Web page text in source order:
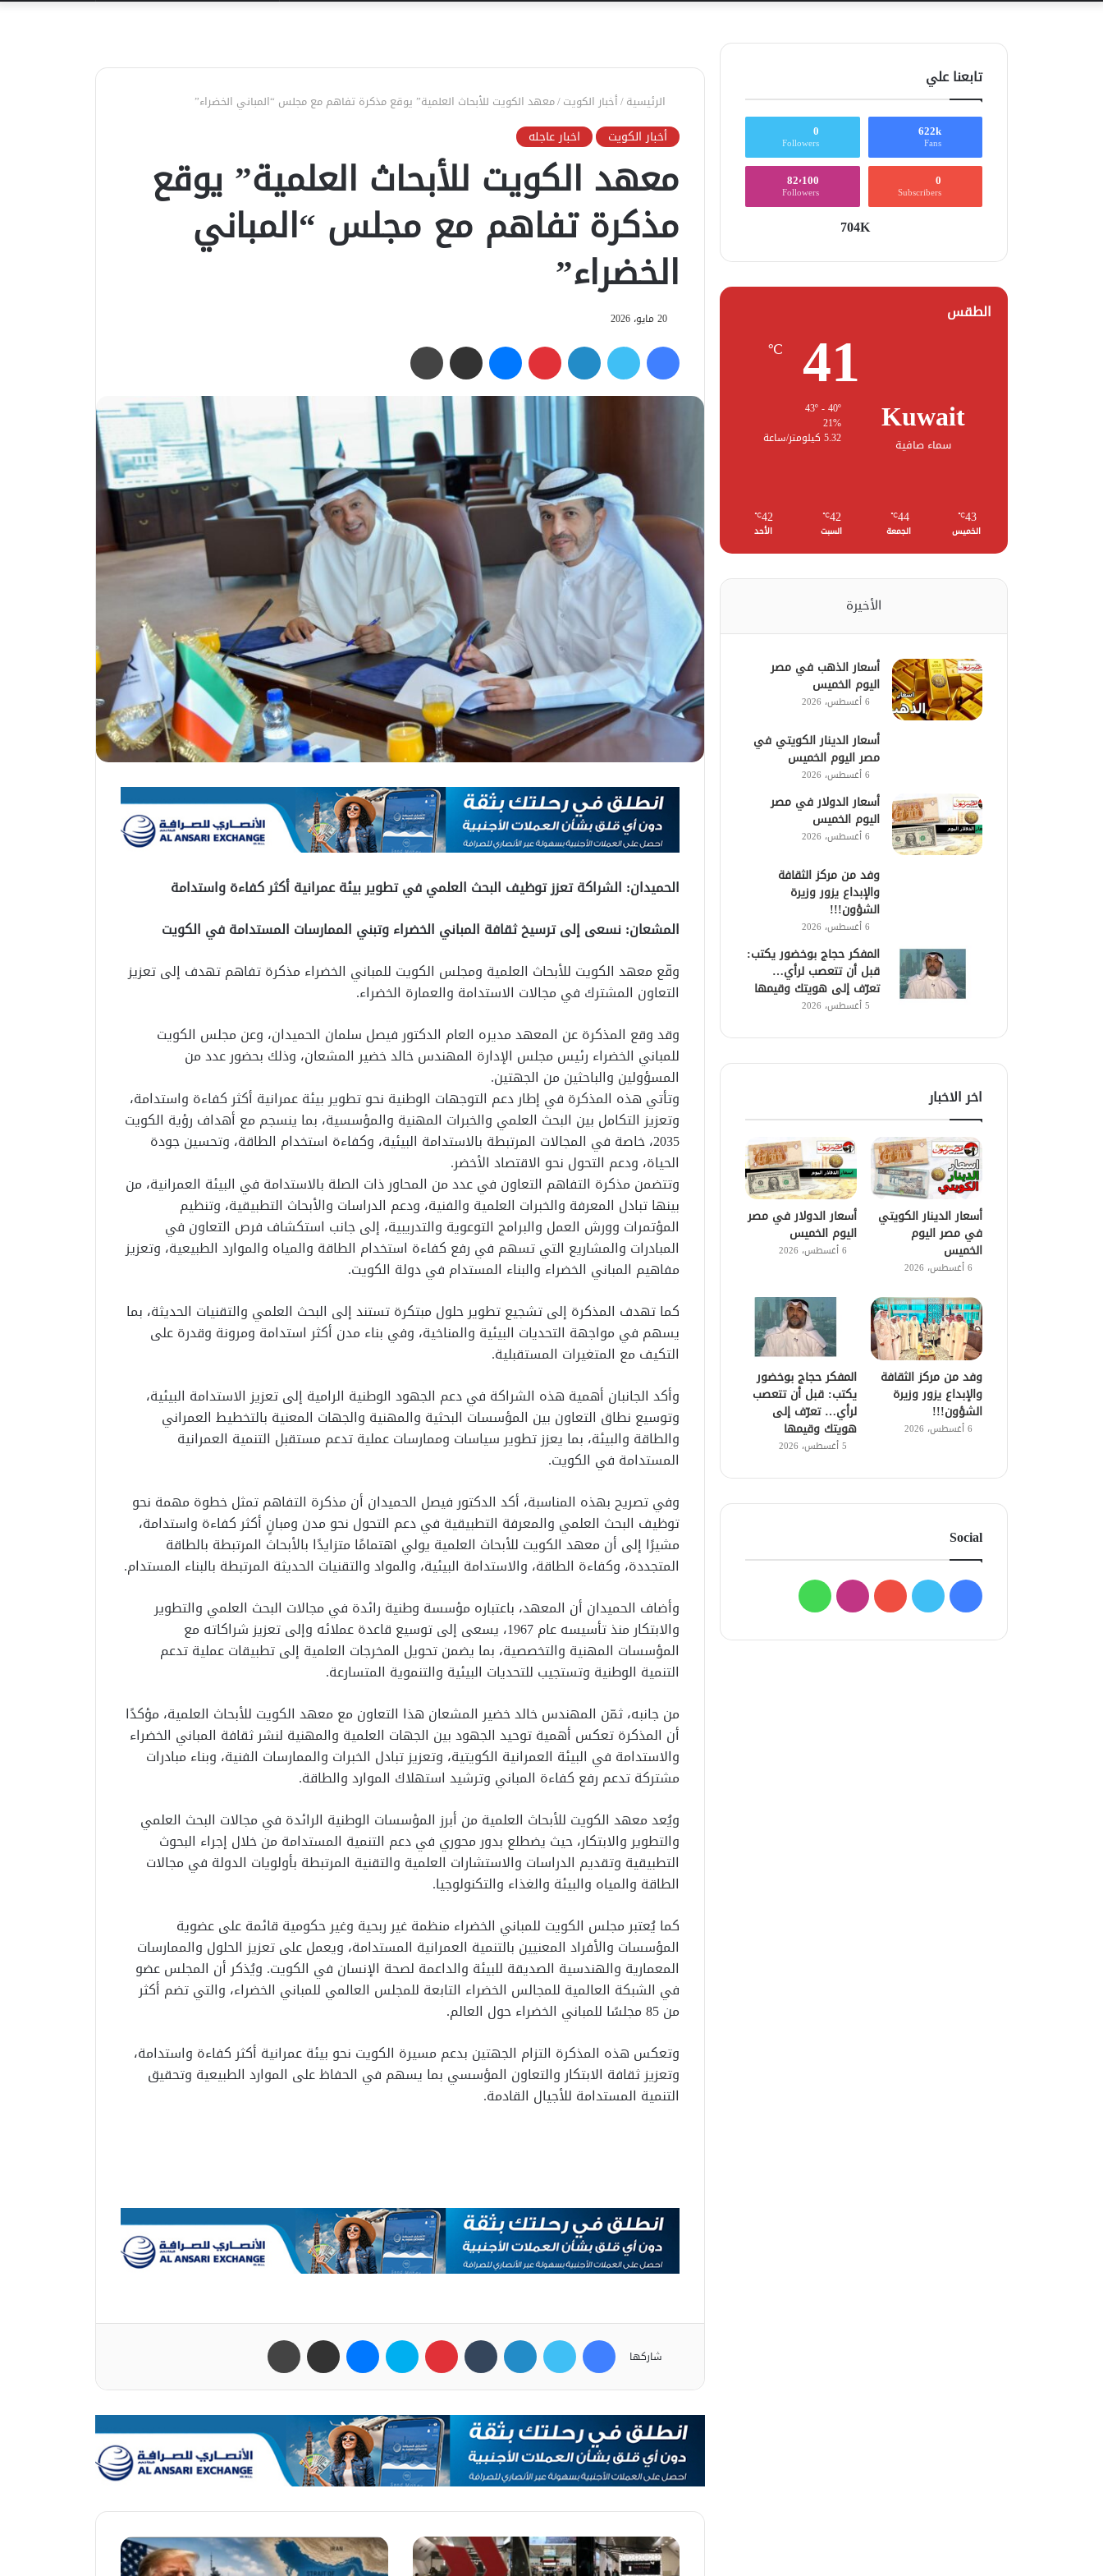
الرئيسية/أخبار الكويت/معهد الكويت للأبحاث العلمية” يوقع مذكرة تفاهم مع مجلس “المباني الخضراء”
أخبار الكويت اخبار عاجله
معهد الكويت للأبحاث العلمية” يوقع
مذكرة تفاهم مع مجلس “المباني
الخضراء”
20 مايو، 2026
فيسبوك تويتر لينكدإن بينتيريست ماسنجر مشاركة عبر البريد
الحميدان: الشراكة تعزز توظيف البحث العلمي في تطوير بيئة عمرانية أكثر كفاءة واستدامة
المشعان: نسعى إلى ترسيخ ثقافة المباني الخضراء وتبني الممارسات المستدامة في الكويت
وقّع معهد الكويت للأبحاث العلمية ومجلس الكويت للمباني الخضراء مذكرة تفاهم تهدف إلى تعزيز
التعاون المشترك في مجالات الاستدامة والعمارة الخضراء.
وقد وقع المذكرة عن المعهد مديره العام الدكتور فيصل سلمان الحميدان، وعن مجلس الكويت
للمباني الخضراء رئيس مجلس الإدارة المهندس خالد خضير المشعان، وذلك بحضور عدد من
المسؤولين والباحثين من الجهتين.
وتأتي هذه المذكرة في إطار دعم التوجهات الوطنية نحو تطوير بيئة عمرانية أكثر كفاءة واستدامة،
وتعزيز التكامل بين البحث العلمي والخبرات المهنية والمؤسسية، بما ينسجم مع أهداف رؤية الكويت
2035، خاصة في المجالات المرتبطة بالاستدامة البيئية، وكفاءة استخدام الطاقة، وتحسين جودة
الحياة، ودعم التحول نحو الاقتصاد الأخضر.
وتتضمن مذكرة التفاهم التعاون في عدد من المحاور ذات الصلة بالاستدامة في البيئة العمرانية، من
بينها تبادل المعرفة والخبرات العلمية والفنية، ودعم الدراسات والأبحاث التطبيقية، وتنظيم
المؤتمرات وورش العمل والبرامج التوعوية والتدريبية، إلى جانب استكشاف فرص التعاون في
المبادرات والمشاريع التي تسهم في رفع كفاءة استخدام الطاقة والمياه والموارد الطبيعية، وتعزيز
مفاهيم المباني الخضراء والبناء المستدام في دولة الكويت.
كما تهدف المذكرة إلى تشجيع تطوير حلول مبتكرة تستند إلى البحث العلمي والتقنيات الحديثة، بما
يسهم في مواجهة التحديات البيئية والمناخية، وفي بناء مدن أكثر استدامة ومرونة وقدرة على
التكيف مع المتغيرات المستقبلية.
وأكد الجانبان أهمية هذه الشراكة في دعم الجهود الوطنية الرامية إلى تعزيز الاستدامة البيئية،
وتوسيع نطاق التعاون بين المؤسسات البحثية والمهنية والجهات المعنية بالتخطيط العمراني
والطاقة والبيئة، بما يعزز تطوير سياسات وممارسات عملية تدعم مستقبل التنمية العمرانية
المستدامة في الكويت.
وفي تصريح بهذه المناسبة، أكد الدكتور فيصل الحميدان أن مذكرة التفاهم تمثل خطوة مهمة نحو
توظيف البحث العلمي والمعرفة التطبيقية في دعم التحول نحو مدن ومبانٍ أكثر كفاءة واستدامة،
مشيرًا إلى أن معهد الكويت للأبحاث العلمية يولي اهتمامًا متزايدًا بالأبحاث المرتبطة بالطاقة
المتجددة، وكفاءة الطاقة، والاستدامة البيئية، والمواد والتقنيات الحديثة المرتبطة بالبناء المستدام.
وأضاف الحميدان أن المعهد، باعتباره مؤسسة وطنية رائدة في مجالات البحث العلمي والتطوير
والابتكار منذ تأسيسه عام 1967، يسعى إلى توسيع قاعدة عملائه وإلى تعزيز شراكاته مع
المؤسسات المهنية والتخصصية، بما يضمن تحويل المخرجات العلمية إلى تطبيقات عملية تدعم
التنمية الوطنية وتستجيب للتحديات البيئية والتنموية المتسارعة.
من جانبه، ثمّن المهندس خالد خضير المشعان هذا التعاون مع معهد الكويت للأبحاث العلمية، مؤكدًا
أن المذكرة تعكس أهمية توحيد الجهود بين الجهات العلمية والمهنية لنشر ثقافة المباني الخضراء
والاستدامة في البيئة العمرانية الكويتية، وتعزيز تبادل الخبرات والممارسات الفنية، وبناء مبادرات
مشتركة تدعم رفع كفاءة المباني وترشيد استهلاك الموارد والطاقة.
ويُعد معهد الكويت للأبحاث العلمية من أبرز المؤسسات الوطنية الرائدة في مجالات البحث العلمي
والتطوير والابتكار، حيث يضطلع بدور محوري في دعم التنمية المستدامة من خلال إجراء البحوث
التطبيقية وتقديم الدراسات والاستشارات العلمية والتقنية المرتبطة بأولويات الدولة في مجالات
الطاقة والمياه والبيئة والغذاء والتكنولوجيا.
كما يُعتبر مجلس الكويت للمباني الخضراء منظمة غير ربحية وغير حكومية قائمة على عضوية
المؤسسات والأفراد المعنيين بالتنمية العمرانية المستدامة، ويعمل على تعزيز الحلول والممارسات
المعمارية والهندسية الصديقة للبيئة والداعمة لصحة الإنسان في الكويت. ويُذكر أن المجلس عضو
في الشبكة العالمية للمجالس الخضراء التابعة للمجلس العالمي للمباني الخضراء، والتي تضم أكثر
من 85 مجلسًا للمباني الخضراء حول العالم.
وتعكس هذه المذكرة التزام الجهتين بدعم مسيرة الكويت نحو بيئة عمرانية أكثر كفاءة واستدامة،
وتعزيز ثقافة الابتكار والتعاون المؤسسي بما يسهم في الحفاظ على الموارد الطبيعية وتحقيق
التنمية المستدامة للأجيال القادمة.
شاركها
فيسبوك تويتر لينكدإن بينتيريست سكايب ماسنجر مشاركة عبر البريد
تابعنا علي
622k
Fans
0
Followers
0
Subscribers
82٬100
Followers
704K
الطقس
Kuwait
سماء صافية
41
℃
43º - 40º
21%
5.32 كيلومتر/ساعة
43
℃
الخميس
44
℃
الجمعة
42
℃
السبت
42
℃
الأحد
الأخيرة
أسعار الذهب في مصر
اليوم الخميس
6 أغسطس، 2026
أسعار الدينار الكويتي في
مصر اليوم الخميس
6 أغسطس، 2026
أسعار الدولار في مصر
اليوم الخميس
6 أغسطس، 2026
وفد من مركز الثقافة
والإبداع يزور وزيرة
الشؤون!!!
6 أغسطس، 2026
المفكر حجاج بوخضور يكتب:
قبل أن تتعصب لرأي…
تعرّف إلى هويتك وقيمها
5 أغسطس، 2026
اخر الاخبار
أسعار الدينار الكويتي
في مصر اليوم
الخميس
6 أغسطس، 2026
أسعار الدولار في مصر
اليوم الخميس
6 أغسطس، 2026
وفد من مركز الثقافة
والإبداع يزور وزيرة
الشؤون!!!
6 أغسطس، 2026
المفكر حجاج بوخضور
يكتب: قبل أن تتعصب
لرأي… تعرّف إلى
هويتك وقيمها
5 أغسطس، 2026
Social
فيسبوك
تويتر يوتيوبانستقرامواتساب